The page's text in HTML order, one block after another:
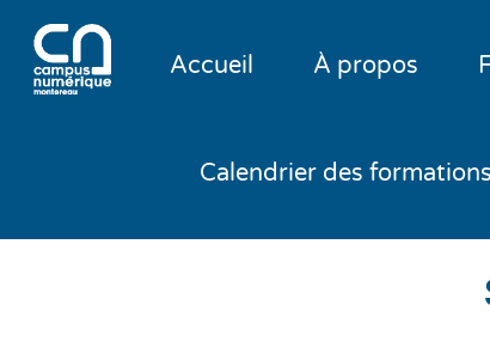
Accueil À propos
Calendrier des formations